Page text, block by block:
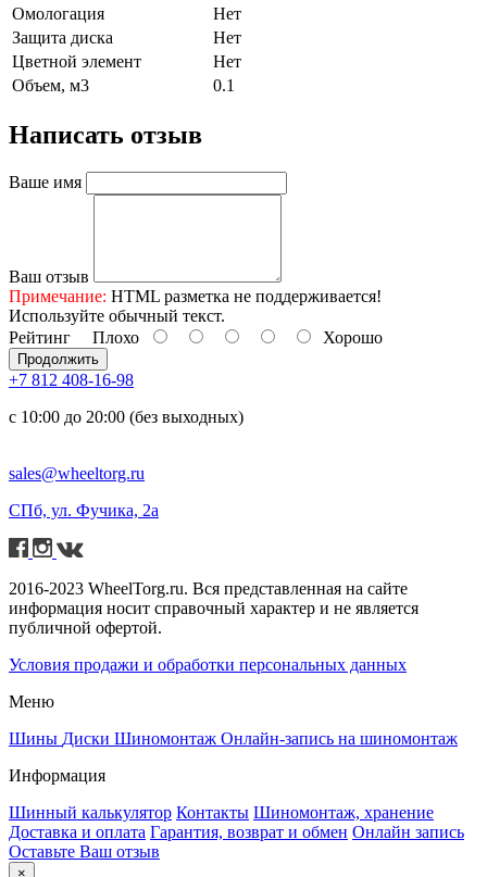
Омологация
Нет
Защита диска
Нет
Цветной элемент
Нет
Объем, м3
0.1
Написать отзыв
Ваше имя
Ваш отзыв
Примечание: HTML разметка не поддерживается!
Используйте обычный текст.
Рейтинг Плохо Хорошо
Продолжить
+7 812 408-16-98
с 10:00 до 20:00 (без выходных)
sales@wheeltorg.ru
СПб, ул. Фучика, 2а
2016-2023 WheelTorg.ru. Вся представленная на сайте
информация носит справочный характер и не является
публичной офертой.
Условия продажи и обработки персональных данных
Меню
Шины Диски Шиномонтаж Онлайн-запись на шиномонтаж
Информация
Шинный калькулятор Контакты Шиномонтаж, хранение
Доставка и оплата Гарантия, возврат и обмен Онлайн запись
Оставьте Ваш отзыв
×